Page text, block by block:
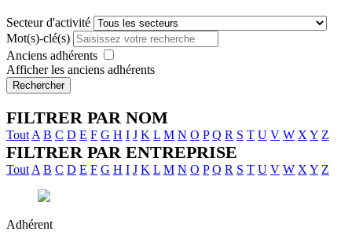
Secteur d'activité
Mot(s)-clé(s)
Anciens adhérents
Afficher les anciens adhérents
Rechercher
FILTRER PAR NOM
Tout A B C D E F G H I J K L M N O P Q R S T U V W X Y Z
FILTRER PAR ENTREPRISE
Tout A B C D E F G H I J K L M N O P Q R S T U V W X Y Z
Adhérent